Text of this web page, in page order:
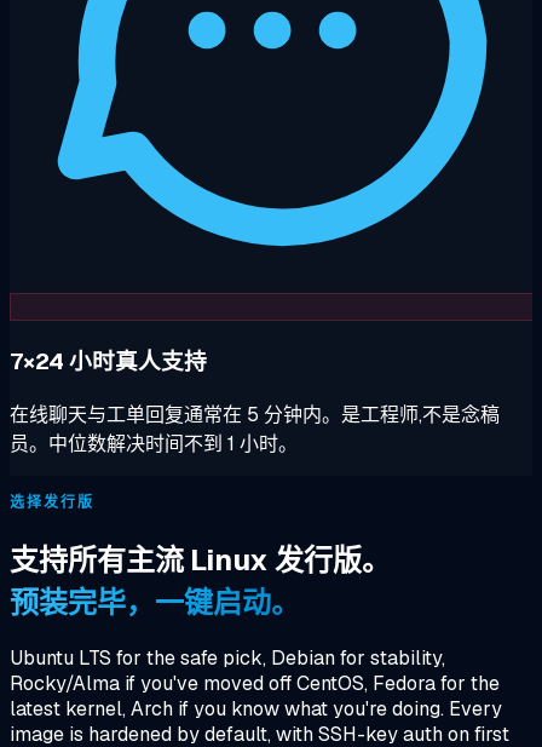
7×24 小时真人支持
在线聊天与工单回复通常在 5 分钟内。是工程师,不是念稿
员。中位数解决时间不到 1 小时。
选择发行版
支持所有主流 Linux 发行版。
预装完毕，一键启动。
Ubuntu LTS for the safe pick, Debian for stability,
Rocky/Alma if you've moved off CentOS, Fedora for the
latest kernel, Arch if you know what you're doing. Every
image is hardened by default, with SSH-key auth on first